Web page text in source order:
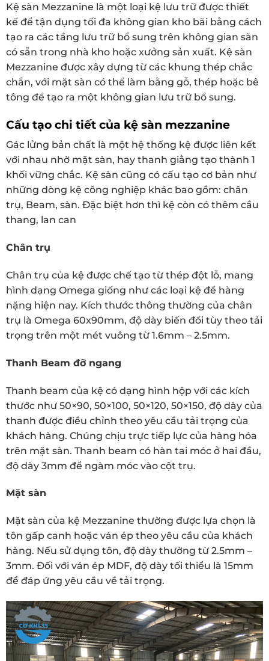
Kệ sàn Mezzanine là một loại kệ lưu trữ được thiết
kế để tận dụng tối đa không gian kho bãi bằng cách
tạo ra các tầng lưu trữ bổ sung trên không gian sàn
có sẵn trong nhà kho hoặc xưởng sản xuất. Kệ sàn
Mezzanine được xây dựng từ các khung thép chắc
chắn, với mặt sàn có thể làm bằng gỗ, thép hoặc bê
tông để tạo ra một không gian lưu trữ bổ sung.
Cấu tạo chi tiết của kệ sàn mezzanine
Gác lửng bản chất là một hệ thống kệ được liên kết
với nhau nhờ mặt sàn, hay thanh giằng tạo thành 1
khối vững chắc. Kệ sàn cũng có cấu tạo cơ bản như
những dòng kệ công nghiệp khác bao gồm: chân
trụ, Beam, sàn. Đặc biệt hơn thì kệ còn có thêm cầu
thang, lan can
Chân trụ
Chân trụ của kệ được chế tạo từ thép đột lỗ, mang
hình dạng Omega giống như các loại kệ để hàng
nặng hiện nay. Kích thước thông thường của chân
trụ là Omega 60x90mm, độ dày biến đổi tùy theo tải
trọng trên một mét vuông từ 1.6mm – 2.5mm.
Thanh Beam đỡ ngang
Thanh beam của kệ có dạng hình hộp với các kích
thước như 50×90, 50×100, 50×120, 50×150, độ dày của
thanh được điều chỉnh theo yêu cầu tải trọng của
khách hàng. Chúng chịu trực tiếp lực của hàng hóa
trên mặt sàn. Thanh beam có hàn tai móc ở hai đầu,
độ dày 3mm để ngàm móc vào cột trụ.
Mặt sàn
Mặt sàn của kệ Mezzanine thường được lựa chọn là
tôn gấp canh hoặc ván ép theo yêu cầu của khách
hàng. Nếu sử dụng tôn, độ dày thường từ 2.5mm –
3mm. Đối với ván ép MDF, độ dày tối thiểu là 15mm
để đáp ứng yêu cầu về tải trọng.